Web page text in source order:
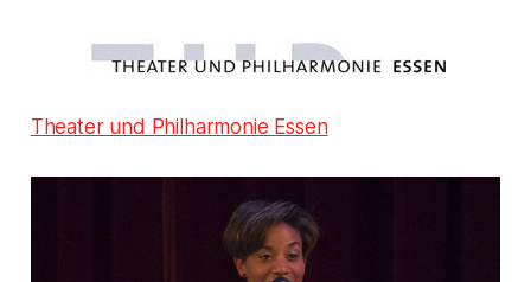
Theater und Philharmonie Essen